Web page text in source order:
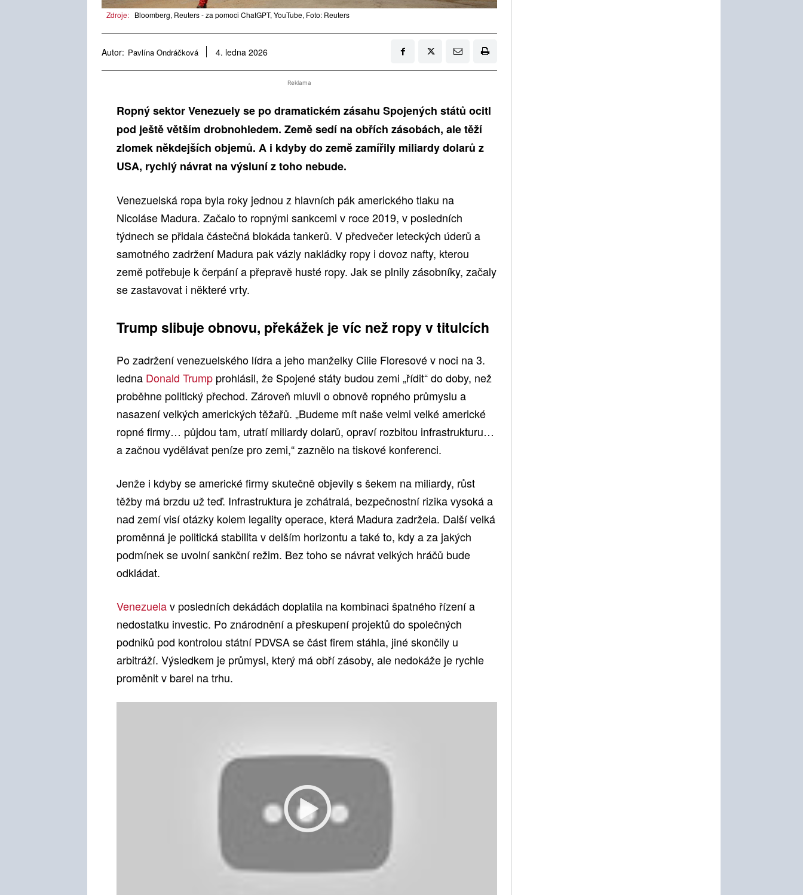
Zdroje: Bloomberg, Reuters - za pomoci ChatGPT, YouTube, Foto: Reuters
Autor: Pavlína Ondráčková 4. ledna 2026
Reklama
Ropný sektor Venezuely se po dramatickém zásahu Spojených států ocitl
pod ještě větším drobnohledem. Země sedí na obřích zásobách, ale těží
zlomek někdejších objemů. A i kdyby do země zamířily miliardy dolarů z
USA, rychlý návrat na výsluní z toho nebude.
Venezuelská ropa byla roky jednou z hlavních pák amerického tlaku na
Nicoláse Madura. Začalo to ropnými sankcemi v roce 2019, v posledních
týdnech se přidala částečná blokáda tankerů. V předvečer leteckých úderů a
samotného zadržení Madura pak vázly nakládky ropy i dovoz nafty, kterou
země potřebuje k čerpání a přepravě husté ropy. Jak se plnily zásobníky, začaly
se zastavovat i některé vrty.
Trump slibuje obnovu, překážek je víc než ropy v titulcích
Po zadržení venezuelského lídra a jeho manželky Cilie Floresové v noci na 3.
ledna Donald Trump prohlásil, že Spojené státy budou zemi „řídit“ do doby, než
proběhne politický přechod. Zároveň mluvil o obnově ropného průmyslu a
nasazení velkých amerických těžařů. „Budeme mít naše velmi velké americké
ropné firmy… půjdou tam, utratí miliardy dolarů, opraví rozbitou infrastrukturu…
a začnou vydělávat peníze pro zemi,“ zaznělo na tiskové konferenci.
Jenže i kdyby se americké firmy skutečně objevily s šekem na miliardy, růst
těžby má brzdu už teď. Infrastruktura je zchátralá, bezpečnostní rizika vysoká a
nad zemí visí otázky kolem legality operace, která Madura zadržela. Další velká
proměnná je politická stabilita v delším horizontu a také to, kdy a za jakých
podmínek se uvolní sankční režim. Bez toho se návrat velkých hráčů bude
odkládat.
Venezuelav posledních dekádách doplatila na kombinaci špatného řízení a
nedostatku investic. Po znárodnění a přeskupení projektů do společných
podniků pod kontrolou státní PDVSA se část firem stáhla, jiné skončily u
arbitráží. Výsledkem je průmysl, který má obří zásoby, ale nedokáže je rychle
proměnit v barel na trhu.